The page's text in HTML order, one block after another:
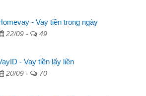
- Vay tiền trong ngày
22/09 - 49
- Vay tiền lấy liền
20/09 - 70